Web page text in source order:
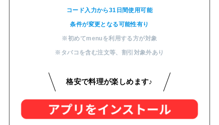
コード入力から31日間使用可能
条件が変更となる可能性有り
※初めてmenuを利用する方が対象
※タバコを含む注文等 割引対象外あり
格安で料理が楽しめます♪